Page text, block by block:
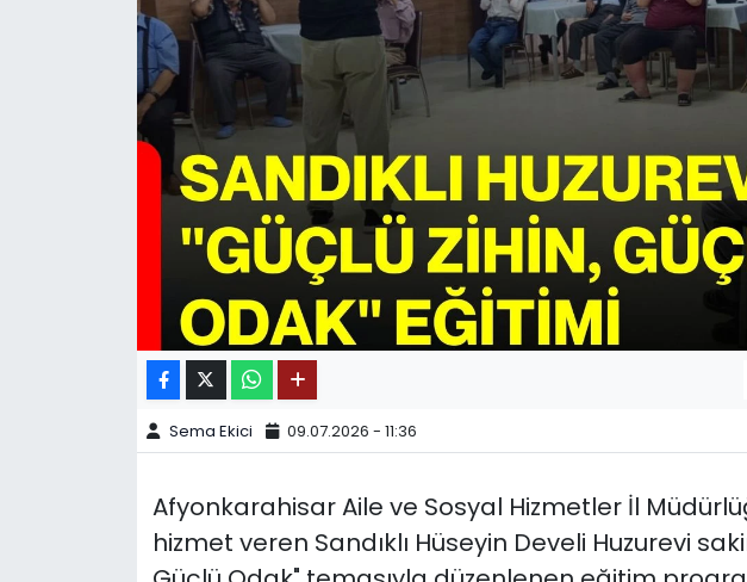
Sema Ekici 09.07.2026 - 11:36
Afyonkarahisar Aile ve Sosyal Hizmetler İl
hizmet veren Sandıklı Hüseyin Develi Huzurevi
11:11 MANŞET